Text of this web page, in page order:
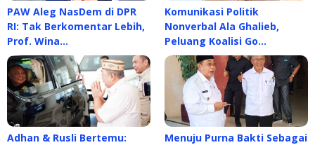
PAW Aleg NasDem di DPR
RI: Tak Berkomentar Lebih,
Prof. Wina…
Komunikasi Politik
Nonverbal Ala Ghalieb,
Peluang Koalisi Go…
Adhan & Rusli Bertemu:
Menuju Purna Bakti Sebagai